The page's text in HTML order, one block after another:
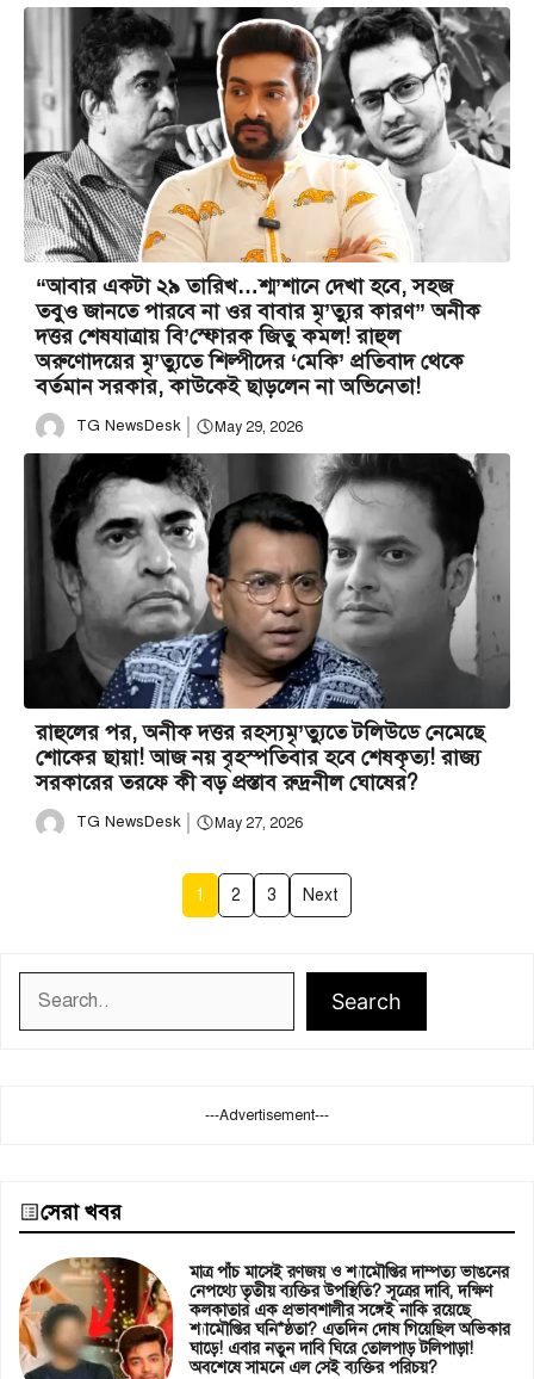
“আবার একটা ২৯ তারিখ…শ্ম’শানে দেখা হবে, সহজ
তবুও জানতে পারবে না ওর বাবার মৃ’ত্যুর কারণ” অনীক
দত্তর শেষযাত্রায় বি’স্ফোরক জিতু কমল! রাহুল
অরুণোদয়ের মৃ’ত্যুতে শিল্পীদের ‘মেকি’ প্রতিবাদ থেকে
বর্তমান সরকার, কাউকেই ছাড়লেন না অভিনেতা!
TG NewsDesk May 29, 2026
রাহুলের পর, অনীক দত্তর রহস্যমৃ’ত্যুতে টলিউডে নেমেছে
শোকের ছায়া! আজ নয় বৃহস্পতিবার হবে শেষকৃত্য! রাজ্য
সরকারের তরফে কী বড় প্রস্তাব রুদ্রনীল ঘোষের?
TG NewsDesk May 27, 2026
1 2 3 Next
Search
---Advertisement---
সেরা খবর
মাত্র পাঁচ মাসেই রণজয় ও শ্যামৌপ্তির দাম্পত্য ভাঙনের
নেপথ্যে তৃতীয় ব্যক্তির উপস্থিতি? সূত্রের দাবি, দক্ষিণ
কলকাতার এক প্রভাবশালীর সঙ্গেই নাকি রয়েছে
শ্যামৌপ্তির ঘনি*ষ্ঠতা? এতদিন দোষ গিয়েছিল অভিকার
ঘাড়ে! এবার নতুন দাবি ঘিরে তোলপাড় টলিপাড়া!
অবশেষে সামনে এল সেই ব্যক্তির পরিচয়?